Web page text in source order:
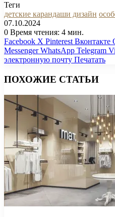
Теги
детские карандаши дизайн
07.10.2024
0 Время чтения: 4 мин.
Facebook X Pinterest Вконтакте
Messenger WhatsApp Telegram
электронную почту Печатать
ПОХОЖИЕ СТАТЬИ